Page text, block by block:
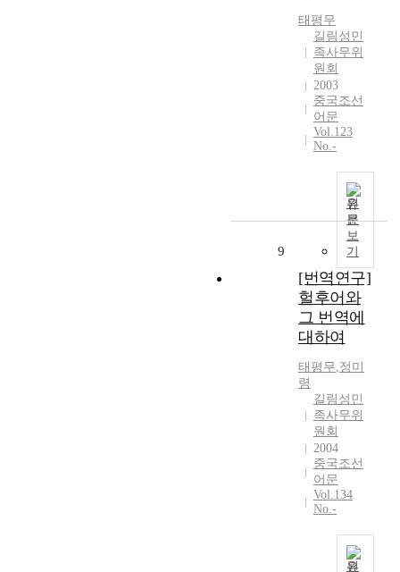
태평무
길림성민
족사무위
원회
2003
중국조선
어문
Vol.123
No.-
원
문
보
기
9
[번역연구]
헐후어와
그 번역에
대하여
태평무,정미
령
길림성민
족사무위
원회
2004
중국조선
어문
Vol.134
No.-
원